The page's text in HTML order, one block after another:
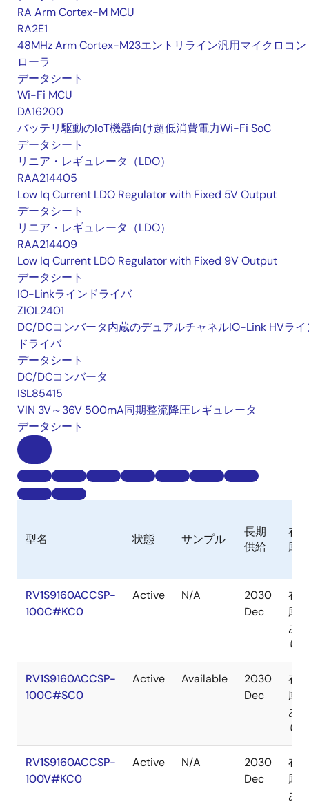
RA Arm Cortex-M MCU
RA2E1
48MHz Arm Cortex-M23エントリライン汎用マイクロコン
ローラ
データシート
Wi-Fi MCU
DA16200
バッテリ駆動のIoT機器向け超低消費電力Wi-Fi SoC
データシート
リニア・レギュレータ（LDO）
RAA214405
Low Iq Current LDO Regulator with Fixed 5V Output
データシート
リニア・レギュレータ（LDO）
RAA214409
Low Iq Current LDO Regulator with Fixed 9V Output
データシート
IO-Linkラインドライバ
ZIOL2401
DC/DCコンバータ内蔵のデュアルチャネルIO-Link HVライ
ドライバ
データシート
DC/DCコンバータ
ISL85415
VIN 3V～36V 500mA同期整流降圧レギュレータ
データシート
型名 状態 サンプル
長期
供給
在
庫
RV1S9160ACCSP-
100C#KC0
Active N/A
2030
Dec
在
庫
あ
り
RV1S9160ACCSP-
100C#SC0
Active Available
2030
Dec
在
庫
あ
り
RV1S9160ACCSP-
100V#KC0
Active N/A
2030
Dec
在
庫
あ